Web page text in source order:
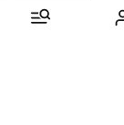
2015-2026